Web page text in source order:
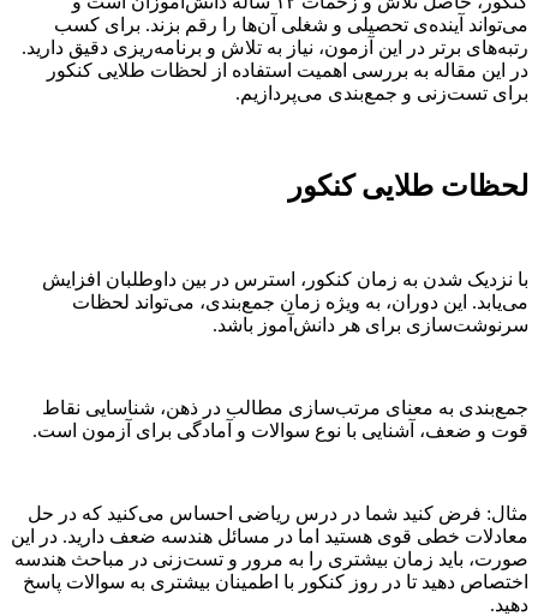
می‌تواند آینده‌ی تحصیلی و شغلی آن‌ها را رقم بزند. برای کسب
رتبه‌های برتر در این آزمون، نیاز به تلاش و برنامه‌ریزی دقیق دارید.
در این مقاله به بررسی اهمیت استفاده از لحظات طلایی کنکور
برای تست‌زنی و جمع‌بندی می‌پردازیم.
لحظات طلایی کنکور
با نزدیک شدن به زمان کنکور، استرس در بین داوطلبان افزایش
می‌یابد. این دوران، به ویژه زمان جمع‌بندی، می‌تواند لحظات
سرنوشت‌سازی برای هر دانش‌آموز باشد.
جمع‌بندی به معنای مرتب‌سازی مطالب در ذهن، شناسایی نقاط
قوت و ضعف، آشنایی با نوع سوالات و آمادگی برای آزمون است.
مثال: فرض کنید شما در درس ریاضی احساس می‌کنید که در حل
معادلات خطی قوی هستید اما در مسائل هندسه ضعف دارید. در این
صورت، باید زمان بیشتری را به مرور و تست‌زنی در مباحث هندسه
اختصاص دهید تا در روز کنکور با اطمینان بیشتری به سوالات پاسخ
دهید.